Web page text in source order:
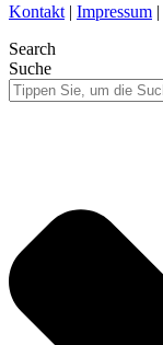
Kontakt | Impressum |
Search
Suche